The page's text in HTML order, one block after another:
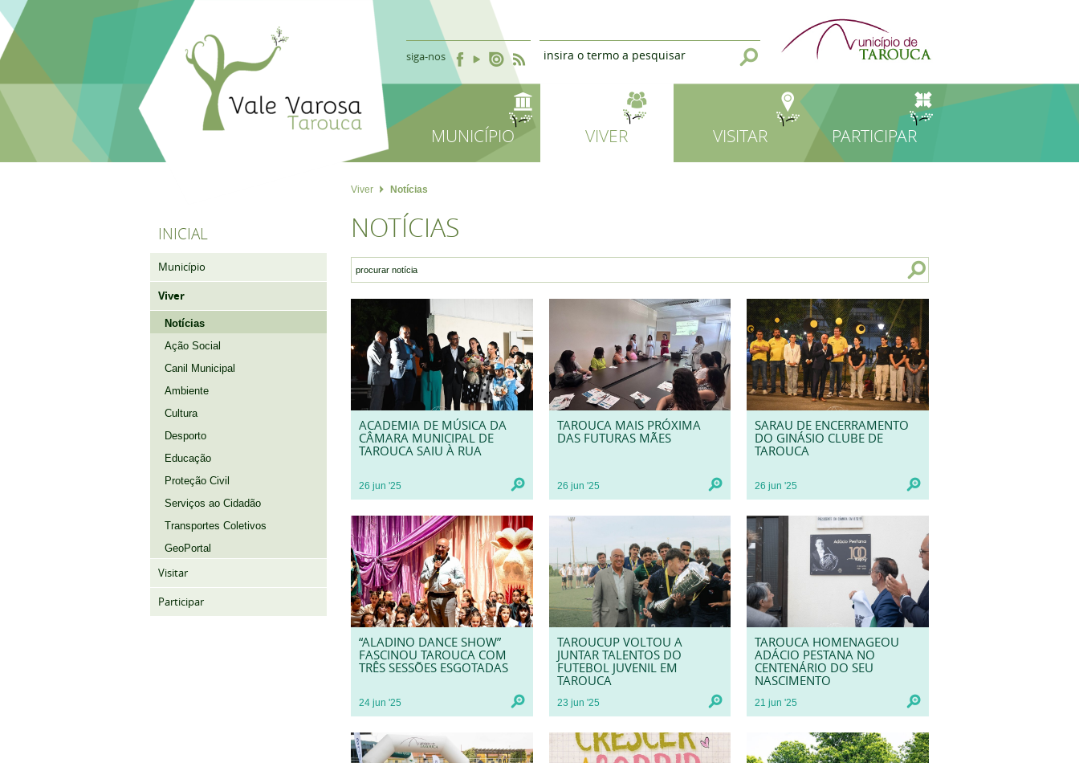
siga-nos
MUNICÍPIO VIVER VISITAR PARTICIPAR
INICIAL
Município
Viver
Notícias
Ação Social
Canil Municipal
Ambiente
Cultura
Desporto
Educação
Proteção Civil
Serviços ao Cidadão
Transportes Coletivos
GeoPortal
Visitar
Participar
Viver Notícias
NOTÍCIAS
ACADEMIA DE MÚSICA DA
CÂMARA MUNICIPAL DE
TAROUCA SAIU À RUA
26 jun '25
TAROUCA MAIS PRÓXIMA
DAS FUTURAS MÃES
26 jun '25
SARAU DE ENCERRAMENTO
DO GINÁSIO CLUBE DE
TAROUCA
26 jun '25
“ALADINO DANCE SHOW”
FASCINOU TAROUCA COM
TRÊS SESSÕES ESGOTADAS
24 jun '25
TAROUCUP VOLTOU A
JUNTAR TALENTOS DO
FUTEBOL JUVENIL EM
TAROUCA
23 jun '25
TAROUCA HOMENAGEOU
ADÁCIO PESTANA NO
CENTENÁRIO DO SEU
NASCIMENTO
21 jun '25